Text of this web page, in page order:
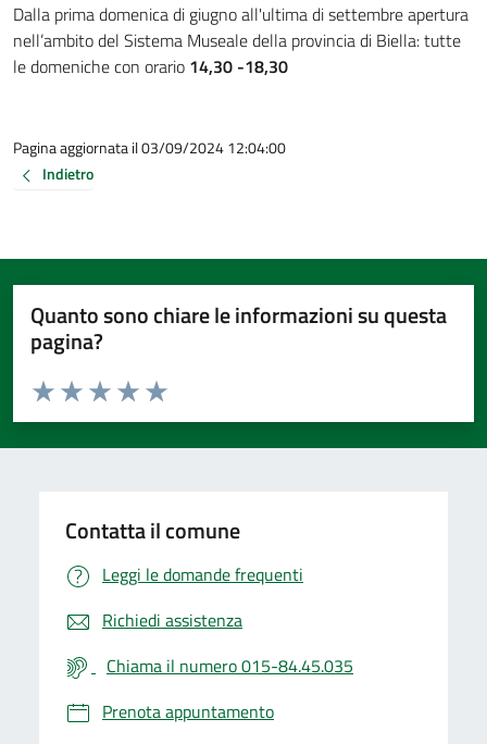
Dalla prima domenica di giugno all'ultima di settembre apertura
nell’ambito del Sistema Museale della provincia di Biella: tutte
le domeniche con orario 14,30 -18,30
Pagina aggiornata il 03/09/2024 12:04:00
Indietro
Quanto sono chiare le informazioni su questa
pagina?
Valuta da 1 a 5 stelle la pagina
Valuta 5 stelle su 5
Valuta 4 stelle su 5
Valuta 3 stelle su 5
Valuta 2 stelle su 5
Valuta 1 stelle su 5
Contatta il comune
Leggi le domande frequenti
Richiedi assistenza
Chiama il numero 015-84.45.035
Prenota appuntamento